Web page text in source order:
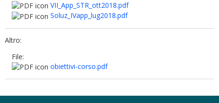
VII_App_STR_ott2018.pdf
Soluz_IVapp_lug2018.pdf
Altro:
File:
obiettivi-corso.pdf